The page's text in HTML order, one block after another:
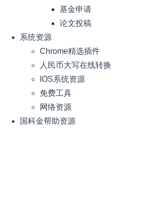
基金申请
论文投稿
系统资源
Chrome精选插件
人民币大写在线转换
IOS系统资源
免费工具
网络资源
国科金帮助资源